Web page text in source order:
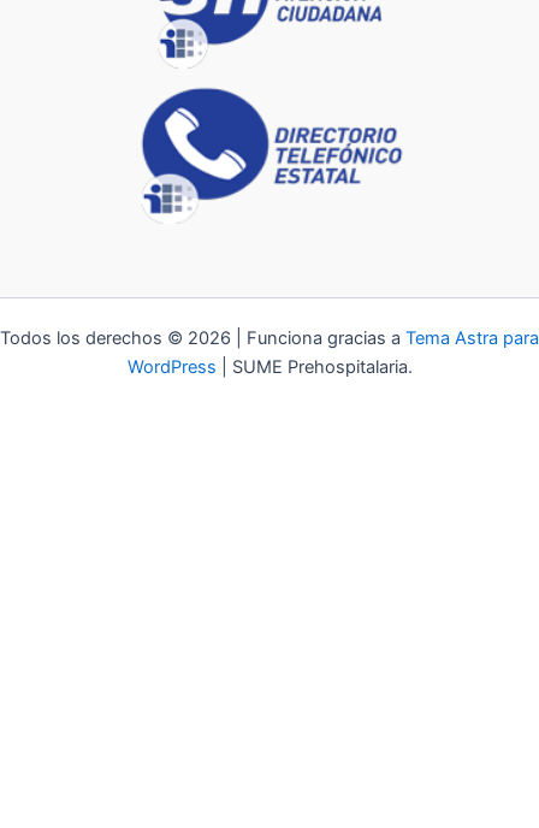
Todos los derechos © 2026 | Funciona gracias a Tema Astra para
WordPress | SUME Prehospitalaria.